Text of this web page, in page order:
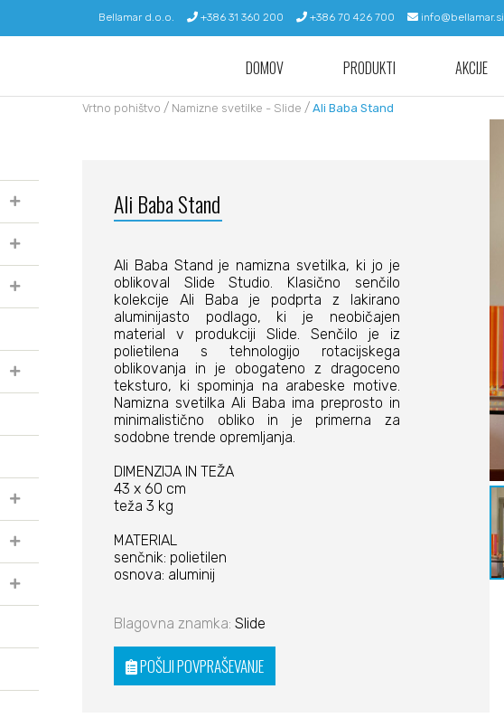
Bellamar d.o.o. +386 31 360 200 +386 70 426 700 info@bellamar.si
DOMOV PRODUKTI AKCIJE
Vrtno pohištvo / Namizne svetilke - Slide / Ali Baba Stand
Ali Baba Stand
Ali Baba Stand je namizna svetilka, ki jo je
oblikoval Slide Studio. Klasično senčilo
kolekcije Ali Baba je podprta z lakirano
aluminijasto podlago, ki je neobičajen
material v produkciji Slide. Senčilo je iz
polietilena s tehnologijo rotacijskega
oblikovanja in je obogateno z dragoceno
teksturo, ki spominja na arabeske motive.
Namizna svetilka Ali Baba ima preprosto in
minimalistično obliko in je primerna za
sodobne trende opremljanja.
DIMENZIJA IN TEŽA
43 x 60 cm
teža 3 kg
MATERIAL
senčnik: polietilen
osnova: aluminij
Blagovna znamka: Slide
POŠLJI POVPRAŠEVANJE